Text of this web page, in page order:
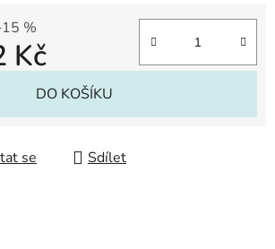
%
Kč
DO KOŠÍKU
se Sdílet